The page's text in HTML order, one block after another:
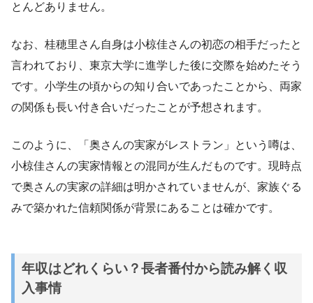
とんどありません。
なお、桂穂里さん自身は小椋佳さんの初恋の相手だったと
言われており、東京大学に進学した後に交際を始めたそう
です。小学生の頃からの知り合いであったことから、両家
の関係も長い付き合いだったことが予想されます。
このように、「奥さんの実家がレストラン」という噂は、
小椋佳さんの実家情報との混同が生んだものです。現時点
で奥さんの実家の詳細は明かされていませんが、家族ぐる
みで築かれた信頼関係が背景にあることは確かです。
年収はどれくらい？長者番付から読み解く収
入事情